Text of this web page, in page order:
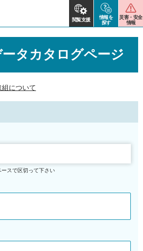
閲覧支援
情報を
探す
災害・安全
情報
タカタログページ
について
スで区切って下さい